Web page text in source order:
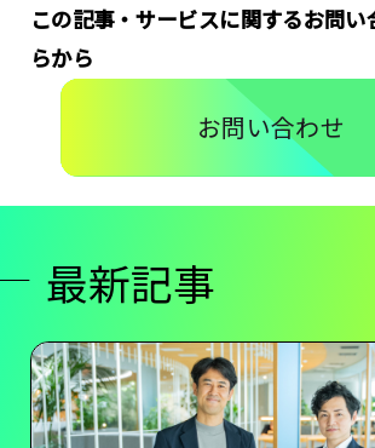
この記事・サービスに関するお問い
らから
お問い合わせ
最新記事